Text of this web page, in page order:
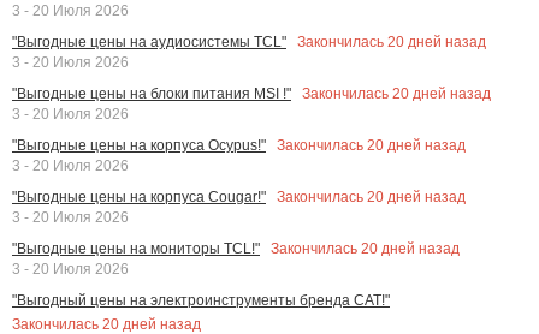
3 - 20 Июля 2026
"Выгодные цены на аудиосистемы TCL"
Закончилась 20 дней назад
3 - 20 Июля 2026
"Выгодные цены на блоки питания MSI !"
Закончилась 20 дней назад
3 - 20 Июля 2026
"Выгодные цены на корпуса Ocypus!"
Закончилась 20 дней назад
3 - 20 Июля 2026
"Выгодные цены на корпуса Cougar!"
Закончилась 20 дней назад
3 - 20 Июля 2026
"Выгодные цены на мониторы TCL!"
Закончилась 20 дней назад
3 - 20 Июля 2026
"Выгодный цены на электроинструменты бренда CAT!"
Закончилась 20 дней назад